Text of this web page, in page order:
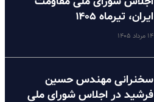
ایران، تیرماه ۱۴۰۵
۱۴ مرداد ۱۴۰۵
سخنرانی مهندس حسین
فرشید در اجلاس شورای ملی